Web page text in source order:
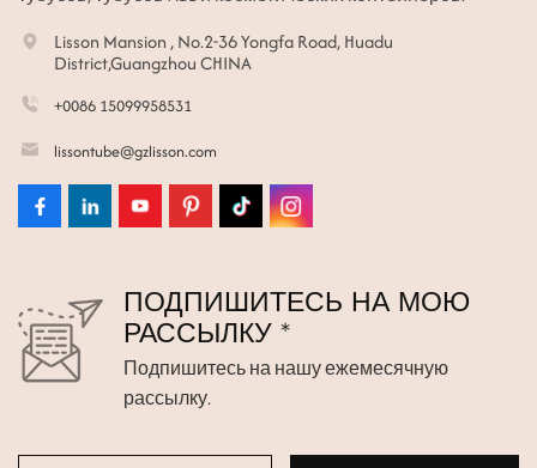
Lisson Mansion , No.2-36 Yongfa Road, Huadu
District,Guangzhou CHINA
+0086 15099958531
lissontube@gzlisson.com
ПОДПИШИТЕСЬ НА МОЮ
РАССЫЛКУ *
Подпишитесь на нашу ежемесячную
рассылку.